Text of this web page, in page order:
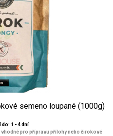
semeno loupané (1000g)
do: 1 - 4 dní
pro přípravu přílohy nebo čirokové